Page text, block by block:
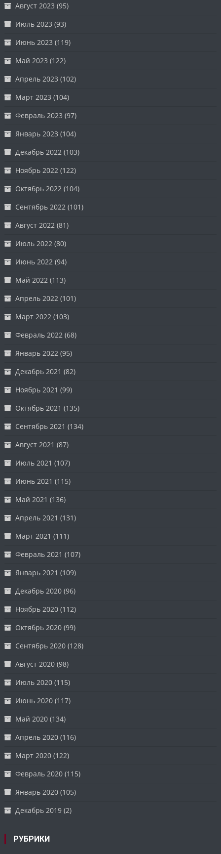
Август 2023 (95)
Июль 2023 (93)
Июнь 2023 (119)
Май 2023 (122)
Апрель 2023 (102)
Март 2023 (104)
Февраль 2023 (97)
Январь 2023 (104)
Декабрь 2022 (103)
Ноябрь 2022 (122)
Октябрь 2022 (104)
Сентябрь 2022 (101)
Август 2022 (81)
Июль 2022 (80)
Июнь 2022 (94)
Май 2022 (113)
Апрель 2022 (101)
Март 2022 (103)
Февраль 2022 (68)
Январь 2022 (95)
Декабрь 2021 (82)
Ноябрь 2021 (99)
Октябрь 2021 (135)
Сентябрь 2021 (134)
Август 2021 (87)
Июль 2021 (107)
Июнь 2021 (115)
Май 2021 (136)
Апрель 2021 (131)
Март 2021 (111)
Февраль 2021 (107)
Январь 2021 (109)
Декабрь 2020 (96)
Ноябрь 2020 (112)
Октябрь 2020 (99)
Сентябрь 2020 (128)
Август 2020 (98)
Июль 2020 (115)
Июнь 2020 (117)
Май 2020 (134)
Апрель 2020 (116)
Март 2020 (122)
Февраль 2020 (115)
Январь 2020 (105)
Декабрь 2019 (2)
РУБРИКИ